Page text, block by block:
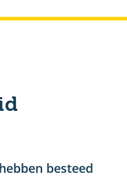
besteed